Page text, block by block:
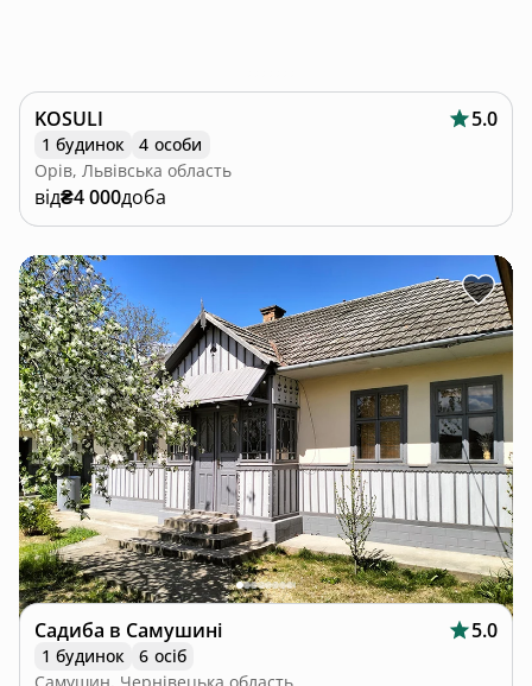
KOSULI 5.0
1 будинок
4 особи
Орів, Львівська область
від₴4 000доба
Садиба в Самушині 5.0
1 будинок
6 осіб